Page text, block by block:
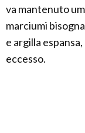
va mantenuto
marciumi
e argilla
eccesso.